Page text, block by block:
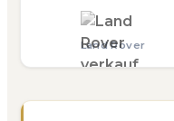
Land Rover